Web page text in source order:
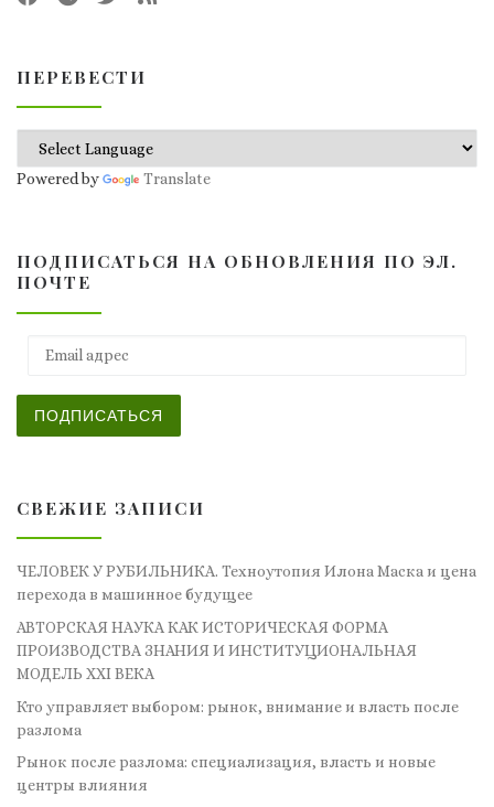
ПЕРЕВЕСТИ
Powered by Translate
ПОДПИСАТЬСЯ НА ОБНОВЛЕНИЯ ПО ЭЛ.
ПОЧТЕ
ПОДПИСАТЬСЯ
СВЕЖИЕ ЗАПИСИ
ЧЕЛОВЕК У РУБИЛЬНИКА. Техноутопия Илона Маска и цена
перехода в машинное будущее
АВТОРСКАЯ НАУКА КАК ИСТОРИЧЕСКАЯ ФОРМА
ПРОИЗВОДСТВА ЗНАНИЯ И ИНСТИТУЦИОНАЛЬНАЯ
МОДЕЛЬ XXI ВЕКА
Кто управляет выбором: рынок, внимание и власть после
разлома
Рынок после разлома: специализация, власть и новые
центры влияния